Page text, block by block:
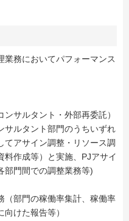
業務においてパフォーマンス
サルタント・外部再委託）
サルタント部門のうちいずれ
てアサイン調整・リソース調
作成等）と実施、PJアサイ
部門間での調整業務等)
（部門の稼働率集計、稼働率
けた報告等）